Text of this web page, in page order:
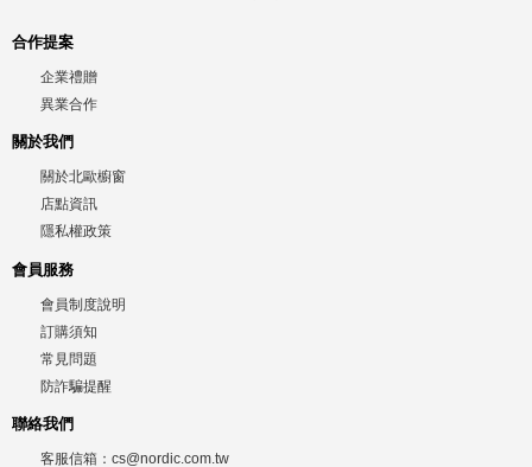
合作提案
企業禮贈
異業合作
關於我們
關於北歐櫥窗
店點資訊
隱私權政策
會員服務
會員制度說明
訂購須知
常見問題
防詐騙提醒
聯絡我們
客服信箱： cs@nordic.com.tw